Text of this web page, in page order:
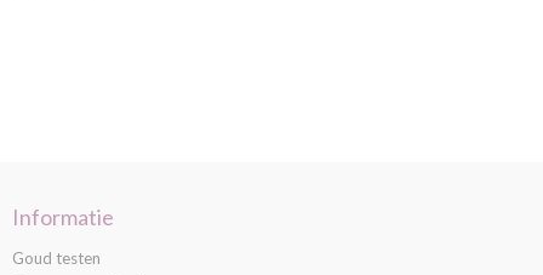
Informatie
Goud testen